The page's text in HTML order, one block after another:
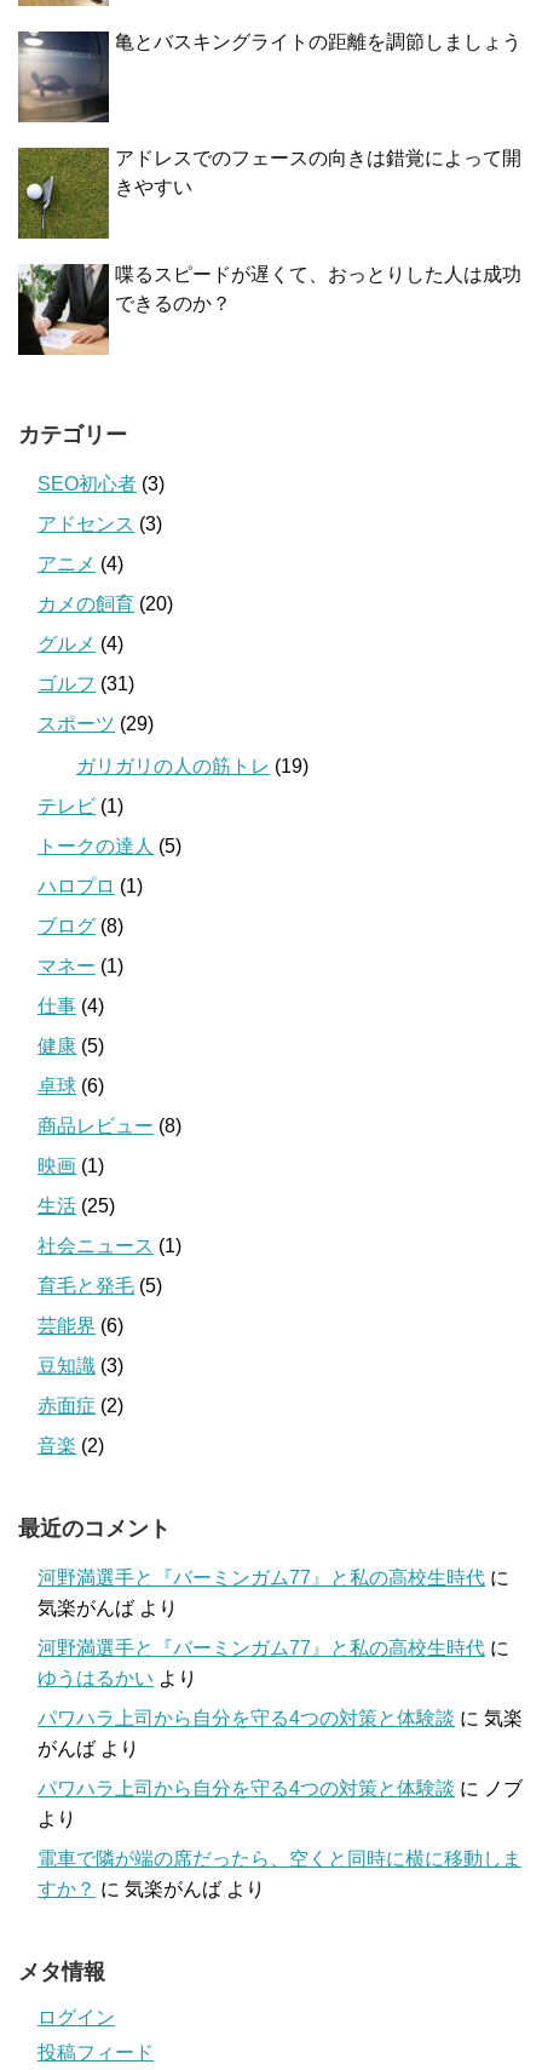
亀とバスキングライトの距離を調節しましょう
アドレスでのフェースの向きは錯覚によって開
きやすい
喋るスピードが遅くて、おっとりした人は成功
できるのか？
カテゴリー
SEO初心者 (3)
アドセンス (3)
アニメ (4)
カメの飼育 (20)
グルメ (4)
ゴルフ (31)
スポーツ (29)
ガリガリの人の筋トレ (19)
テレビ (1)
トークの達人 (5)
ハロプロ (1)
ブログ (8)
マネー (1)
仕事 (4)
健康 (5)
卓球 (6)
商品レビュー (8)
映画 (1)
生活 (25)
社会ニュース (1)
育毛と発毛 (5)
芸能界 (6)
豆知識 (3)
赤面症 (2)
音楽 (2)
最近のコメント
河野満選手と『バーミンガム77』と私の高校生時代 に
気楽がんば より
河野満選手と『バーミンガム77』と私の高校生時代 に
ゆうはるかい より
パワハラ上司から自分を守る4つの対策と体験談 に 気楽
がんば より
パワハラ上司から自分を守る4つの対策と体験談 に ノブ
より
電車で隣が端の席だったら、空くと同時に横に移動しま
すか？ に 気楽がんば より
メタ情報
ログイン
投稿フィード